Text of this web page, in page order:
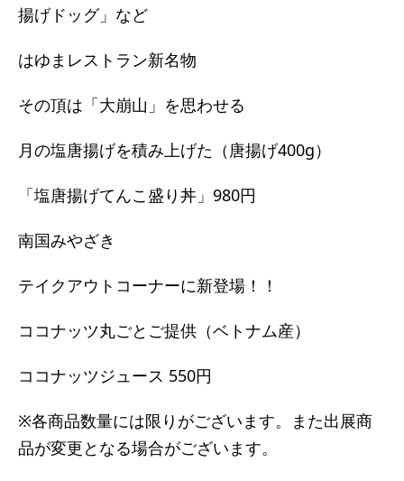
揚げドッグ」など
はゆまレストラン新名物
その頂は「大崩山」を思わせる
月の塩唐揚げを積み上げた（唐揚げ400g）
「塩唐揚げてんこ盛り丼」980円
南国みやざき
テイクアウトコーナーに新登場！！
ココナッツ丸ごとご提供（ベトナム産）
ココナッツジュース 550円
※各商品数量には限りがございます。また出展商
品が変更となる場合がございます。